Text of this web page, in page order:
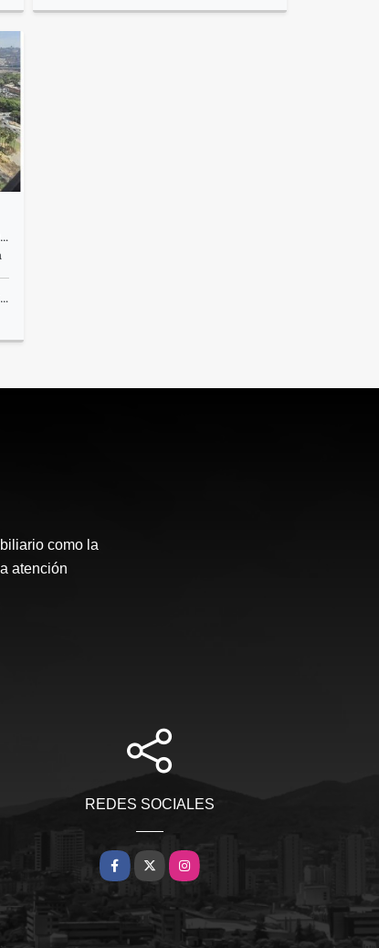
ALQUILER OFICINA TORRE POLAR 195M2
como la
atención
REDES SOCIALES
Facebook
X Instagram